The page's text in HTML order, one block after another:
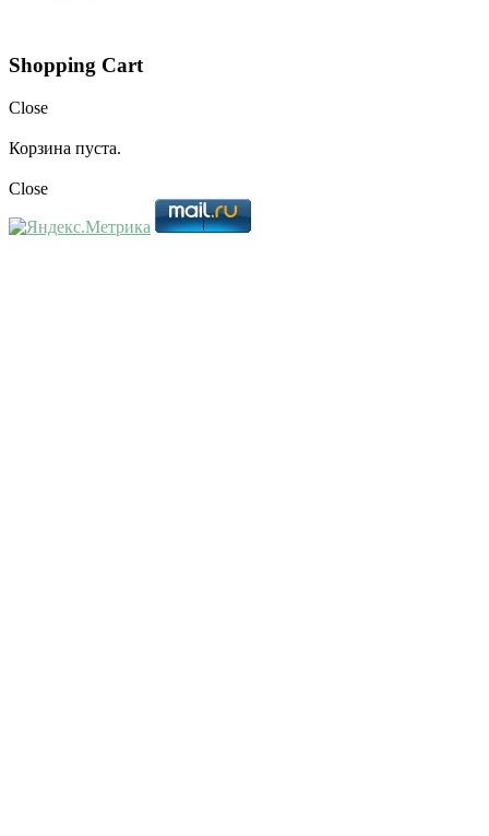
Shopping Cart
Close
Корзина пуста.
Close